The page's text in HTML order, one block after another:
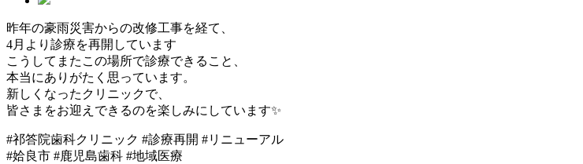
昨年の豪雨災害からの改修工事を経て、
4月より診療を再開しています
こうしてまたこの場所で診療できること、
本当にありがたく思っています。
新しくなったクリニックで、
皆さまをお迎えできるのを楽しみにしています✨
#祁答院歯科クリニック #診療再開 #リニューアル
#姶良市 #鹿児島歯科 #地域医療